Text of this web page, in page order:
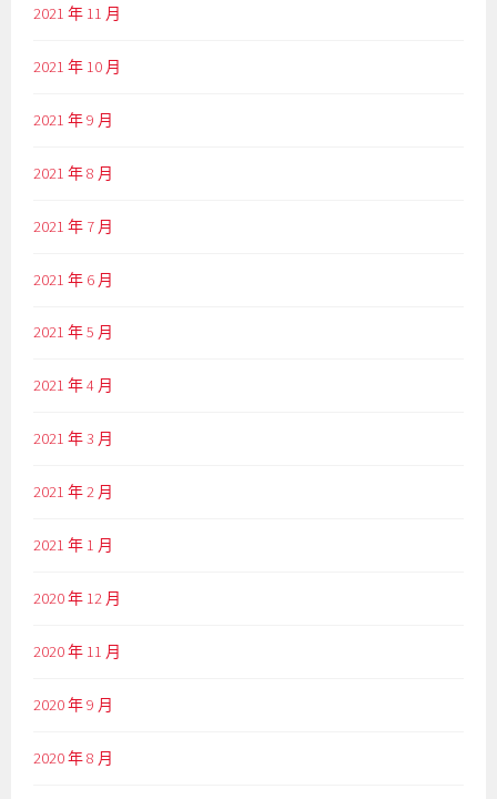
2021 年 11 月
2021 年 10 月
2021 年 9 月
2021 年 8 月
2021 年 7 月
2021 年 6 月
2021 年 5 月
2021 年 4 月
2021 年 3 月
2021 年 2 月
2021 年 1 月
2020 年 12 月
2020 年 11 月
2020 年 9 月
2020 年 8 月